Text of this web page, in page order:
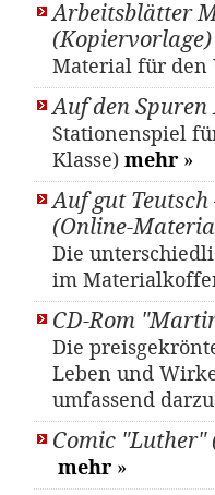
Arbeitsblätter
(Kopiervorlage)
Material für den
Auf den
Stationenspiel
Klasse) mehr »
Auf gut
(Online-
Die
im
CD-Rom
Die
Leben und
umfassend
Comic "Luther"
mehr »